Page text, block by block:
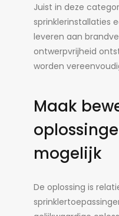
Juist in deze
sprinklerinstallaties
leveren aan
ontwerpvrijheid
worden
Maak
mogelijk
De oplossing is